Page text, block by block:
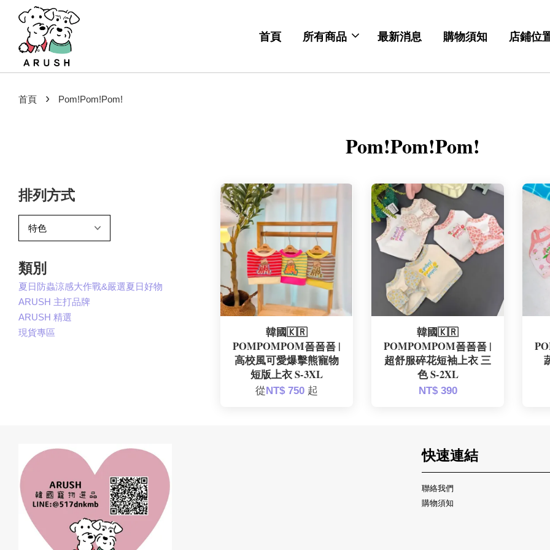
首頁 所有商品 最新消息 購物須知 店鋪位
首頁 › Pom!Pom!Pom!
Pom!Pom!Pom!
排列方式
類別
夏日防蟲涼感大作戰&嚴選夏日好物
ARUSH 主打品牌
ARUSH 精選
現貨專區
韓國🇰🇷
POMPOMPOM폼폼폼 |
高校風可愛爆擊熊寵物
短版上衣 S-3XL
從NT$ 750 起
韓國🇰🇷
POMPOMPOM폼폼폼 |
超舒服碎花短袖上衣 三
色 S-2XL
NT$ 390
快速連結
聯絡我們
購物須知